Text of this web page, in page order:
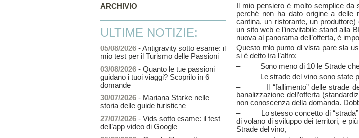
ARCHIVIO
ULTIME NOTIZIE:
05/08/2026 - Antigravity sotto esame: il
mio test per il Turismo delle Passioni
03/08/2026 - Quanto le tue passioni
guidano i tuoi viaggi? Scoprilo in 6
domande
30/07/2026 - Mariana Starke nelle
storia delle guide turistiche
27/07/2026 - Vids sotto esame: il test
dell’app video di Google
Il mio pensiero è molto semplice
perché non ha dato origine a delle
cantina, un ristorante, un produttore)
un sito web e l’inevitabile stand alla
nuova al panorama dell’offerta, è
Questo mio punto di vista pare sia
si è detto tra l’altro:
– Sono meno di 10 le Strade che
– Le strade del vino sono state
– Il “fallimento” delle strade del
banalizzazione dell’offerta
non conoscenza della domanda.
– Lo stesso concetto di “strada” è
di volano di sviluppo dei territori, e
Strade del vino,